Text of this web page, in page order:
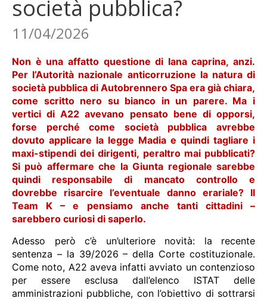
società pubblica?
11/04/2026
Non è una affatto questione di lana caprina, anzi.
Per l’Autorità nazionale anticorruzione la natura di
società pubblica di Autobrennero Spa era già chiara,
come scritto nero su bianco in un parere. Ma i
vertici di A22 avevano pensato bene di opporsi,
forse perché come società pubblica avrebbe
dovuto applicare la legge Madia e quindi tagliare i
maxi-stipendi dei dirigenti, peraltro mai pubblicati?
Si può affermare che la Giunta regionale sarebbe
quindi responsabile di mancato controllo e
dovrebbe risarcire l’eventuale danno erariale? Il
Team K – e pensiamo anche tanti cittadini –
sarebbero curiosi di saperlo.
Adesso però c’è un’ulteriore novità: la recente
sentenza – la 39/2026 – della Corte costituzionale.
Come noto, A22 aveva infatti avviato un contenzioso
per essere esclusa dall’elenco ISTAT delle
amministrazioni pubbliche, con l’obiettivo di sottrarsi